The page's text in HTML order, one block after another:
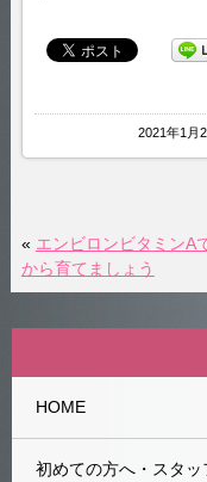
2021年1月
« エンビロンビタミンA
から育てましょう
HOME
初めての方へ・スタッ